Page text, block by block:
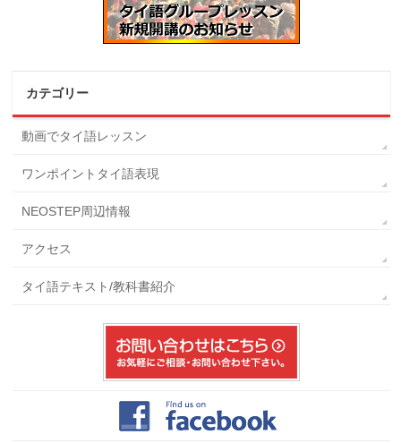
カテゴリー
動画でタイ語レッスン
ワンポイントタイ語表現
NEOSTEP周辺情報
アクセス
タイ語テキスト/教科書紹介